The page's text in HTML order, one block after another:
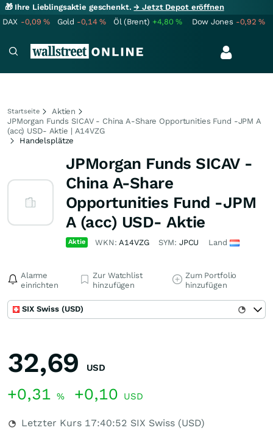
🎁 Ihre Lieblingsaktie geschenkt.→ Jetzt Depot eröffnen
DAX -0,09% Gold -0,14% Öl (Brent) +4,80% Dow Jones -0,92%
Startseite
Aktien
JPMorgan Funds SICAV - China A-Share Opportunities Fund -JPM A
(acc) USD- Aktie | A14VZG
Handelsplätze
JPMorgan Funds SICAV -
China A-Share
Opportunities Fund -JPM
A (acc) USD- Aktie
Aktie WKN:A14VZG SYM: JPCU Land
Alarme
einrichten
Zur Watchlist
hinzufügen
Zum Portfolio
hinzufügen
SIX Swiss (USD)
32,69 USD
+0,31 % +0,10 USD
Letzter Kurs 17:40:52 SIX Swiss (USD)